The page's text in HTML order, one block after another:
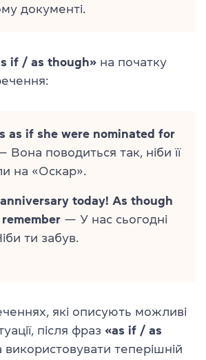
документі.
if / as though» на початку
as if she were nominated for
Вона поводиться так, ніби її
на «Оскар».
anniversary today! As though
— У нас сьогодні
ти забув.
які описують можливі
після фраз «as if / as
теперішній